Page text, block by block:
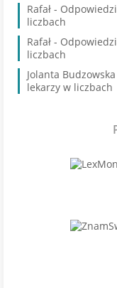
Rafał -
liczbach
Rafał -
liczbach
Jolanta Budzowska
lekarzy w liczbach